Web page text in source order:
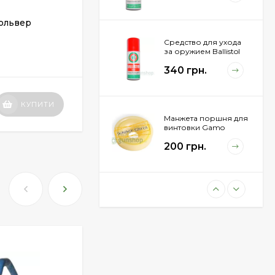
КУПИТИ
АРТИКУЛ:
НЕТ В НАЛИЧИИ
Средство для ухода
за оружием Ballistol
340 грн.
Манжета поршня для
винтовки Gamo
200 грн.